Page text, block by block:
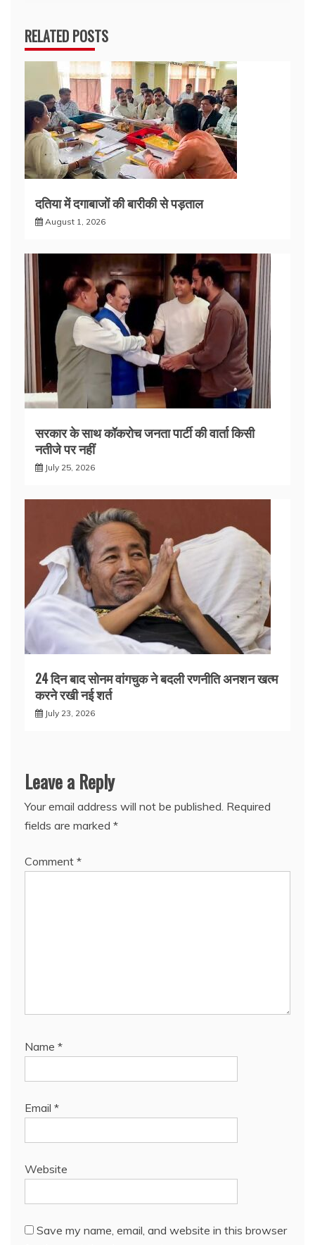
RELATED POSTS
दतिया में दगाबाजों की बारीकी से पड़ताल
August 1, 2026
सरकार के साथ कॉकरोच जनता पार्टी की वार्ता किसी
नतीजे पर नहीं
July 25, 2026
24 दिन बाद सोनम वांगचुक ने बदली रणनीति अनशन खत्म
करने रखी नई शर्त
July 23, 2026
Leave a Reply
Your email address will not be published. Required
fields are marked *
Comment *
Name *
Email *
Website
Save my name, email, and website in this browser